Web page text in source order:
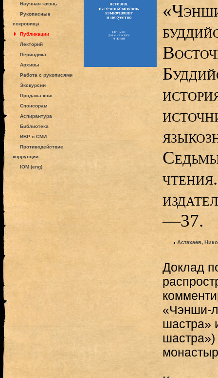
Научная жизнь
Рукописные
сокровища
Публикации
Лекторий
Периодика
Архивы
Работа с рукописями
Экскурсии
Продажа книг
Спонсорам
Аспирантура
Библиотека
ИВР в СМИ
Противодействие
коррупции
IOM (eng)
—37.
Астахаев,
Доклад
«Чэнши-
шастра»
шастра»)